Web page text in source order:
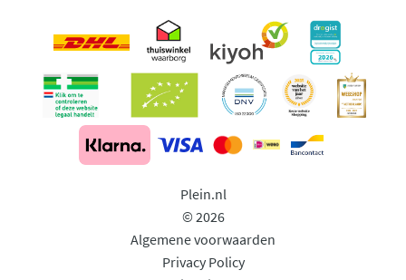
Plein.nl
© 2026
Algemene voorwaarden
Privacy Policy